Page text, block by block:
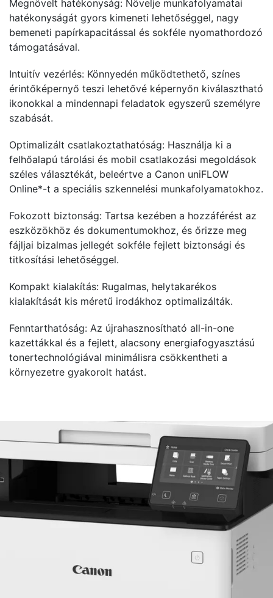
Megnövelt hatékonyság: Növelje munkafolyamatai
hatékonyságát gyors kimeneti lehetőséggel, nagy
bemeneti papírkapacitással és sokféle nyomathordozó
támogatásával.
Intuitív vezérlés: Könnyedén működtethető, színes
érintőképernyő teszi lehetővé képernyőn kiválasztható
ikonokkal a mindennapi feladatok egyszerű személyre
szabását.
Optimalizált csatlakoztathatóság: Használja ki a
felhőalapú tárolási és mobil csatlakozási megoldások
széles választékát, beleértve a Canon uniFLOW
Online*-t a speciális szkennelési munkafolyamatokhoz.
Fokozott biztonság: Tartsa kezében a hozzáférést az
eszközökhöz és dokumentumokhoz, és őrizze meg
fájljai bizalmas jellegét sokféle fejlett biztonsági és
titkosítási lehetőséggel.
Kompakt kialakítás: Rugalmas, helytakarékos
kialakítását kis méretű irodákhoz optimalizálták.
Fenntarthatóság: Az újrahasznosítható all-in-one
kazettákkal és a fejlett, alacsony energiafogyasztású
tonertechnológiával minimálisra csökkentheti a
környezetre gyakorolt hatást.